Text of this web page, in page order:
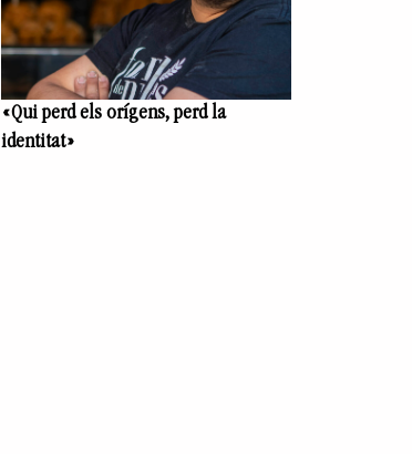
«Qui perd els orígens, perd la
identitat»